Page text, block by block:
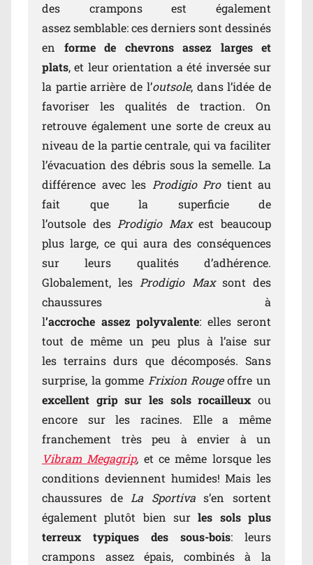
des crampons est également
assez semblable: ces derniers sont dessinés
en forme de chevrons assez larges et
plats, et leur orientation a été inversée sur
la partie arrière de l’outsole, dans l’idée de
favoriser les qualités de traction. On
retrouve également une sorte de creux au
niveau de la partie centrale, qui va faciliter
l’évacuation des débris sous la semelle. La
différence avec les Prodigio Protient au
fait que la superficie de
l’outsole des Prodigio Maxest beaucoup
plus large, ce qui aura des conséquences
sur leurs qualités d’adhérence.
Globalement, les Prodigio Max sont des
chaussures à
l’accroche assez polyvalente: elles seront
tout de même un peu plus à l’aise sur
les terrains durs que décomposés. Sans
surprise, la gomme Frixion Rougeoffre un
excellent grip sur les sols rocailleux ou
encore sur les racines. Elle a même
franchement très peu à envier à un
Vibram Megagrip, et ce même lorsque les
conditions deviennent humides! Mais les
chaussures de La Sportivas’en sortent
également plutôt bien surles sols plus
terreux typiques des sous-bois: leurs
crampons assez épais, combinés à la